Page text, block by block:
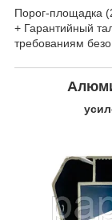
Порог-площадка
+ Гарантийный
требованиям